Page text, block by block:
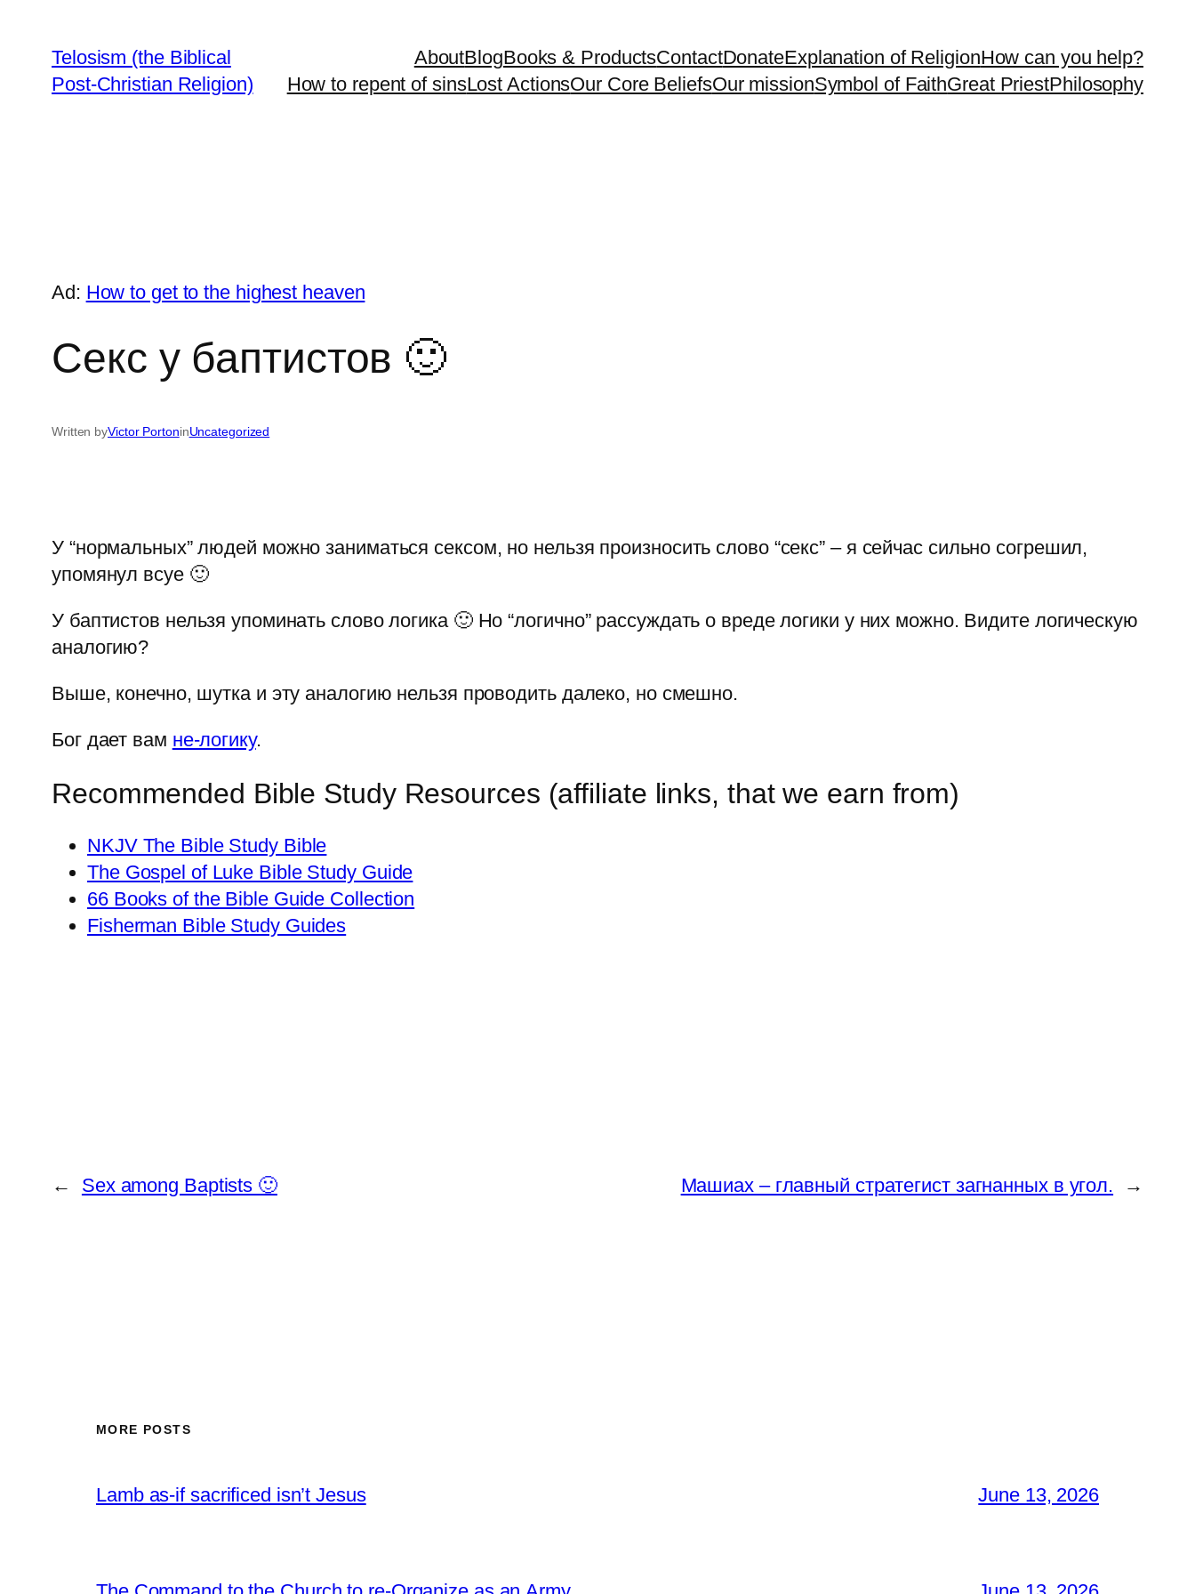
content
Telosism (the Biblical
Post-Christian Religion)
AboutBlogBooks & ProductsContactDonateExplanation of ReligionHow can you help?
How to repent of sinsLost ActionsOur Core BeliefsOur missionSymbol of FaithGreat PriestPhilosophy
Ad: How to get to the highest heaven
Секс у баптистов 🙂
Written byVictor PortoninUncategorized
У “нормальных” людей можно заниматься сексом, но нельзя произносить слово “секс” – я сейчас сильно согрешил,
упомянул всуе 🙂
У баптистов нельзя упоминать слово логика 🙂 Но “логично” рассуждать о вреде логики у них можно. Видите логическую
аналогию?
Выше, конечно, шутка и эту аналогию нельзя проводить далеко, но смешно.
Бог дает вам не-логику.
Recommended Bible Study Resources (affiliate links, that we earn from)
NKJV The Bible Study Bible
The Gospel of Luke Bible Study Guide
66 Books of the Bible Guide Collection
Fisherman Bible Study Guides
← Sex among Baptists 🙂 Машиах – главный стратегист загнанных в угол. →
MORE POSTS
Lamb as-if sacrificed isn’t Jesus June 13, 2026